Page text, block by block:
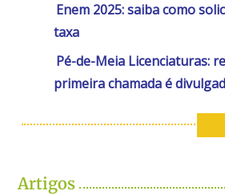
Enem 2025: saiba como
taxa
Pé-de-Meia Licenciaturas:
primeira chamada é
Artigos